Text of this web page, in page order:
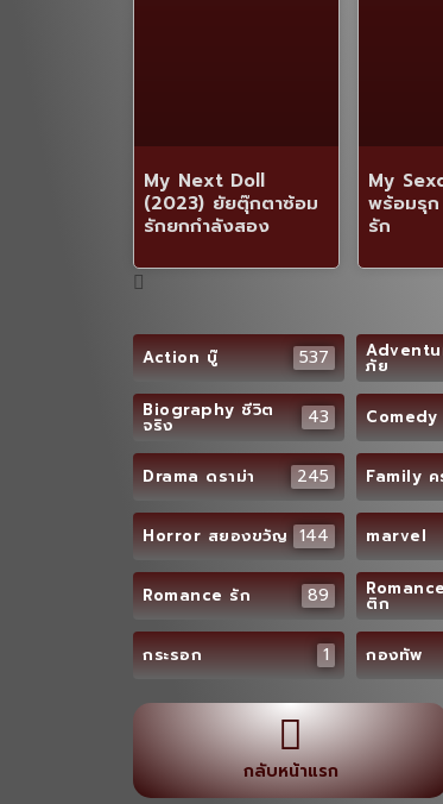
My Next Doll
(2023) ยัยตุ๊กตาซ้อม
รักยกกำลังสอง
My
พร้อมรุ
รัก
Action บู๊ 537 ภัย
Biography ชีวิต
จริง 43
Drama ดราม่า 245 Family
Horror สยองขวัญ 144 marvel
Romance รัก 89 ติก
กระรอก 1 กองทัพ
กลับหน้าแรก